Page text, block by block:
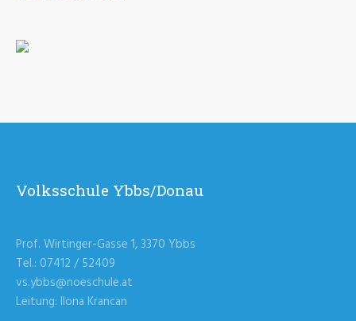
Volksschule Ybbs/Donau
Prof. Wirtinger-Gasse 1, 3370 Ybbs
Tel.: 07412 / 52409
vs.ybbs@noeschule.at
Leitung: Ilona Krancan